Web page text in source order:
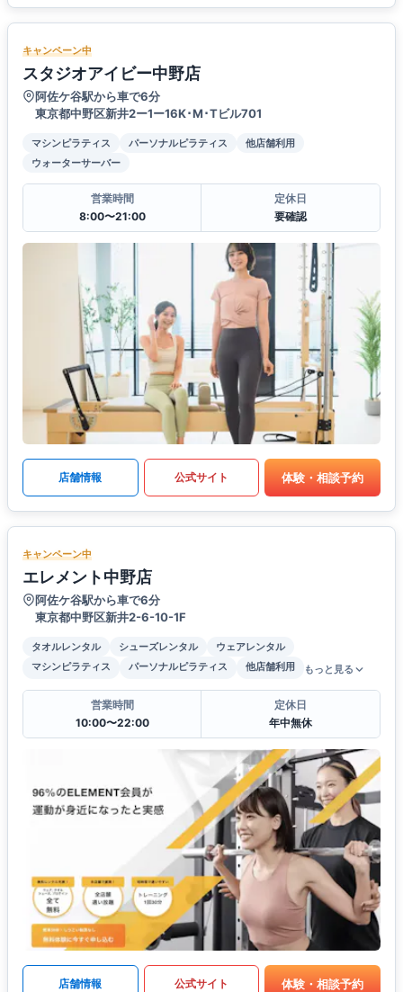
キャンペーン中
スタジオアイビー中野店
阿佐ケ谷駅から車で6分
東京都中野区新井2ー1ー16K･M･Tビル701
マシンピラティス パーソナルピラティス
他店舗利用
ウォーターサーバー
営業時間
8:00〜21:00
定休日
要確認
店舗情報 公式サイト 体験・相談予約
キャンペーン中
エレメント中野店
阿佐ケ谷駅から車で6分
東京都中野区新井2-6-10-1F
タオルレンタル シューズレンタル
ウェアレンタル
マシンピラティス
パーソナルピラティス 他店舗利用 もっと見る
営業時間
10:00〜22:00
定休日
年中無休
店舗情報 公式サイト 体験・相談予約